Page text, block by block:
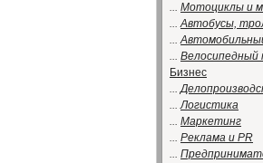
... Мотоциклы и
...Автобусы,
...
... Велосипедный
Бизнес
...
...Логистика
... Маркетинг
... Реклама и PR
...